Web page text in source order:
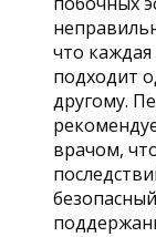
что
подходит
другому.
врачом,